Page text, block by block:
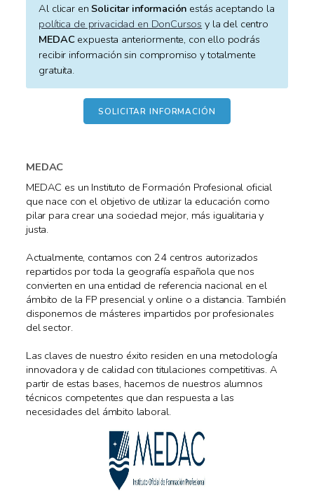
Al clicar enSolicitar información estás aceptando la
política de privacidad en DonCursos y la del centro
MEDACexpuesta anteriormente, con ello podrás
recibir información sin compromiso y totalmente
gratuita.
MEDAC
MEDAC es un Instituto de Formación Profesional oficial
que nace con el objetivo de utilizar la educación como
pilar para crear una sociedad mejor, más igualitaria y
justa.
Actualmente, contamos con 24 centros autorizados
repartidos por toda la geografía española que nos
convierten en una entidad de referencia nacional en el
ámbito de la FP presencial y online o a distancia. También
disponemos de másteres impartidos por profesionales
del sector.
Las claves de nuestro éxito residen en una metodología
innovadora y de calidad con titulaciones competitivas. A
partir de estas bases, hacemos de nuestros alumnos
técnicos competentes que dan respuesta a las
necesidades del ámbito laboral.